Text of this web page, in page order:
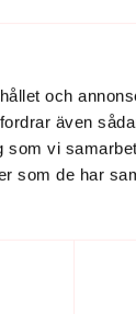
och
även
vi
som de har
oss med